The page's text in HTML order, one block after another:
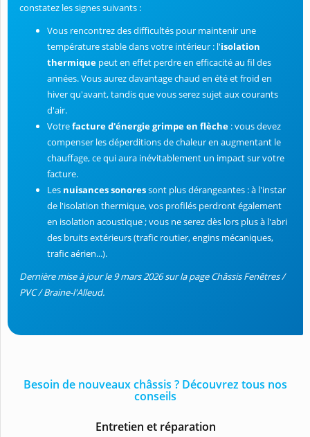
constatez les signes suivants :
Vous rencontrez des difficultés pour maintenir une
température stable dans votre intérieur : l'isolation
thermique peut en effet perdre en efficacité au fil des
années. Vous aurez davantage chaud en été et froid en
hiver qu'avant, tandis que vous serez sujet aux courants
d'air.
Votrefacture d'énergie grimpe en flèche : vous devez
compenser les déperditions de chaleur en augmentant le
chauffage, ce qui aura inévitablement un impact sur votre
facture.
Les nuisances sonoressont plus dérangeantes : à l'instar
de l'isolation thermique, vos profilés perdront également
en isolation acoustique ; vous ne serez dès lors plus à l'abri
des bruits extérieurs (trafic routier, engins mécaniques,
trafic aérien...).
Dernière mise à jour le 9 mars 2026 sur la page Châssis Fenêtres /
PVC / Braine-l'Alleud.
Besoin de nouveaux châssis ? Découvrez tous nos
conseils
Entretien et réparation